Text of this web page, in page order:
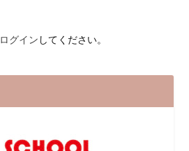
ログイン してください。